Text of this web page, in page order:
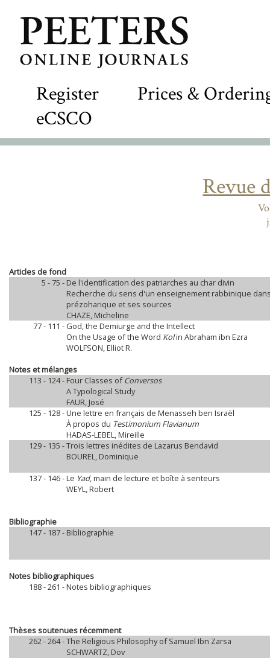
Register
Prices &
eCSCO
Revue
Articles de fond
5 - 75 - De l'identification des patriarches au char divin
Recherche du sens d'un enseignement rabbinique
prézoharique et ses sources
CHAZE, Micheline
77 - 111 - God, the Demiurge and the Intellect
On the Usage of the Word Kolin Abraham ibn Ezra
WOLFSON, Elliot R.
Notes et mélanges
113 - 124 - Four Classes ofConversos
A Typological Study
FAUR, José
125 - 128 -Une lettre en français de Menasseh ben Israël
À propos du Testimonium Flavianum
HADAS-LEBEL, Mireille
129 - 135 -Trois lettres inédites de Lazarus Bendavid
BOUREL, Dominique
137 - 146 -Le Yad, main de lecture et boîte à senteurs
WEYL, Robert
Bibliographie
147 - 187 - Bibliographie
Notes bibliographiques
188 - 261 -Notes bibliographiques
Thèses soutenues récemment
262 - 264 -The Religious Philosophy of Samuel Ibn Zarsa
SCHWARTZ, Dov